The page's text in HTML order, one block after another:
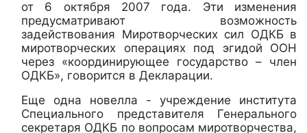
от 6 октября 2007 года. Эти изменения
предусматривают возможность
задействования Миротворческих сил ОДКБ в
миротворческих операциях под эгидой ООН
через «координирующее государство – член
ОДКБ», говорится в Декларации.
Еще одна новелла - учреждение института
Специального представителя Генерального
секретаря ОДКБ по вопросам миротворчества,